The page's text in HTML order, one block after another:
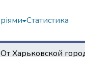
Статистика